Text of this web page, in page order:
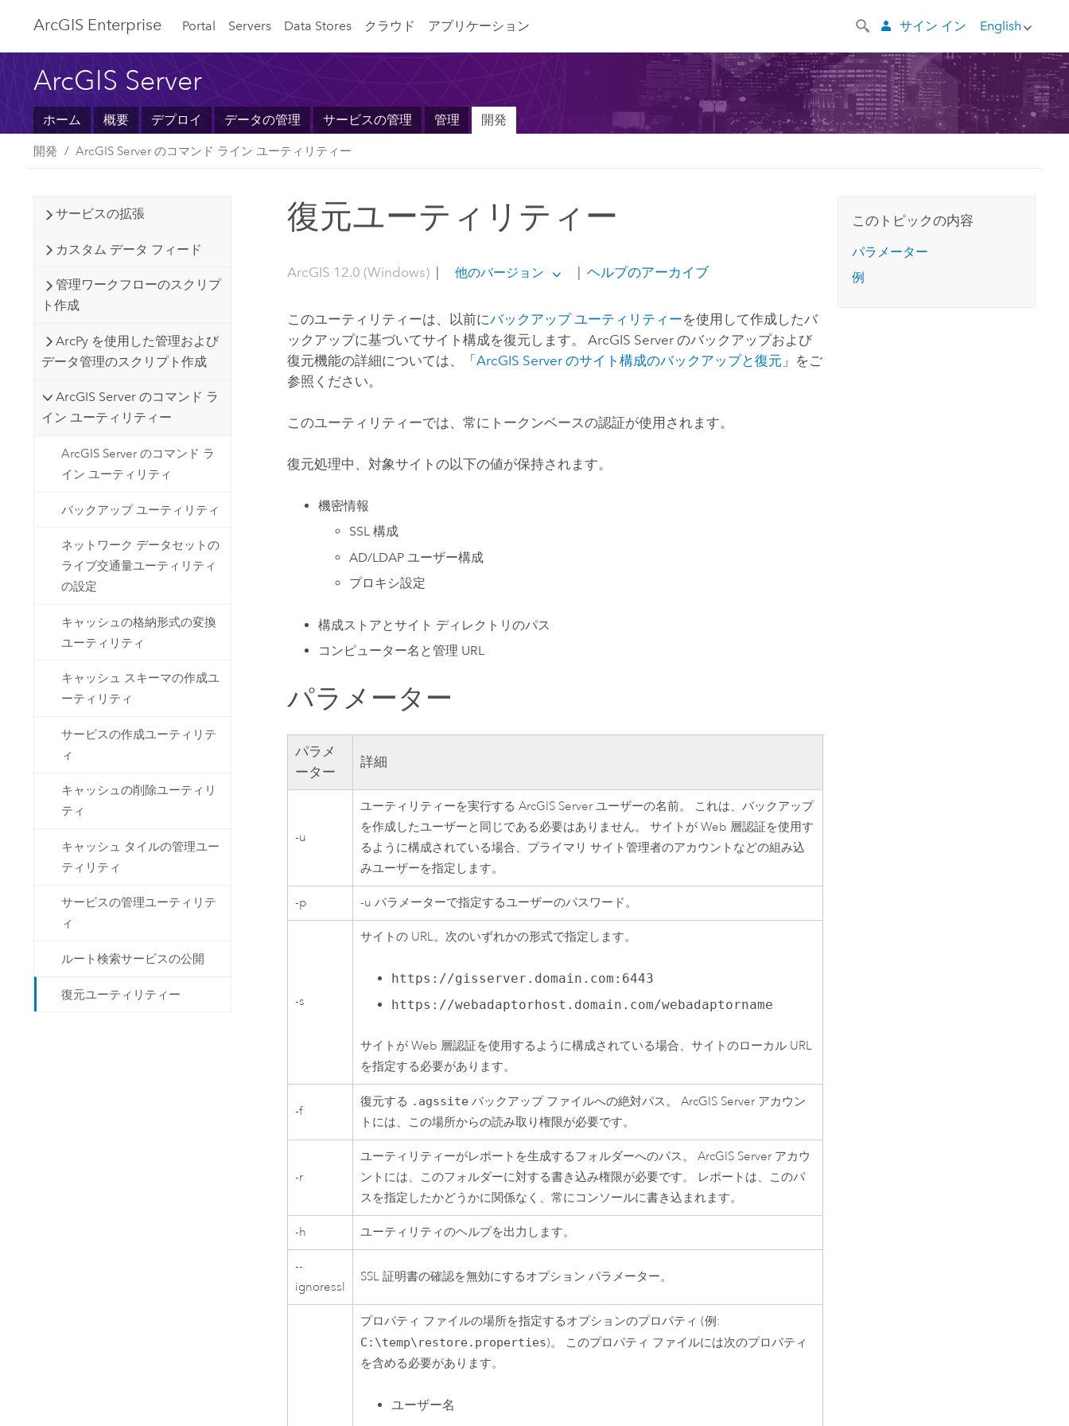
ArcGIS Enterprise Portal Servers Data Stores クラウド アプリケーション English
サイン イン
ArcGIS Server
ホーム 概要 デプロイ データの管理 サービスの管理 管理 開発
開発 ArcGIS Server のコマンド ライン ユーティリティー
サービスの拡張
カスタム データ フィード
管理ワークフローのスクリプ
ト作成
ArcPy を使用した管理および
データ管理のスクリプト作成
ArcGIS Server のコマンド ラ
イン ユーティリティー
ArcGIS Server のコマンド ラ
イン ユーティリティ
バックアップ ユーティリティ
ネットワーク データセットの
ライブ交通量ユーティリティ
の設定
キャッシュの格納形式の変換
ユーティリティ
キャッシュ スキーマの作成ユ
ーティリティ
サービスの作成ユーティリテ
ィ
キャッシュの削除ユーティリ
ティ
キャッシュ タイルの管理ユー
ティリティ
サービスの管理ユーティリテ
ィ
ルート検索サービスの公開
復元ユーティリティー
復元ユーティリティー
ArcGIS 12.0 (Windows) | 他のバージョン | ヘルプのアーカイブ
このユーティリティーは、以前にバックアップ ユーティリティーを使用して作成したバ
ックアップに基づいてサイト構成を復元します。ArcGIS Server のバックアップおよび
復元機能の詳細については、「ArcGIS Server のサイト構成のバックアップと復元 」をご
参照ください。
このユーティリティーでは、常にトークンベースの認証が使用されます。
復元処理中、対象サイトの以下の値が保持されます。
機密情報
SSL 構成
AD/LDAP ユーザー構成
プロキシ設定
構成ストアとサイト ディレクトリのパス
コンピューター名と管理 URL
パラメーター
パラメ
ーター
詳細
-u
ユーティリティーを実行するArcGIS Server ユーザーの名前。 これは、バックアップ
を作成したユーザーと同じである必要はありません。 サイトが Web 層認証を使用す
るように構成されている場合、プライマリ サイト管理者のアカウントなどの組み込
みユーザーを指定します。
-p -u パラメーターで指定するユーザーのパスワード。
-s
サイトの URL。次のいずれかの形式で指定します。
https://gisserver.domain.com:6443
https://webadaptorhost.domain.com/webadaptorname
サイトが Web 層認証を使用するように構成されている場合、サイトのローカル URL
を指定する必要があります。
-f
復元する .agssite バックアップ ファイルへの絶対パス。ArcGIS Server アカウン
トには、この場所からの読み取り権限が必要です。
-r
ユーティリティーがレポートを生成するフォルダーへのパス。ArcGIS Server アカウ
ントには、このフォルダーに対する書き込み権限が必要です。 レポートは、このパ
スを指定したかどうかに関係なく、常にコンソールに書き込まれます。
-h ユーティリティのヘルプを出力します。
--
ignoressl
SSL 証明書の確認を無効にするオプション パラメーター。
プロパティ ファイルの場所を指定するオプションのプロパティ (例:
C:\temp\restore.properties)。 このプロパティ ファイルには次のプロパティ
を含める必要があります。
ユーザー名
このトピックの内容
パラメーター
例